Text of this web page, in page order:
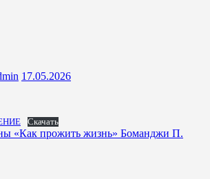
17.05.2026
Скачать
«Как прожить жизнь» Боманджи П.